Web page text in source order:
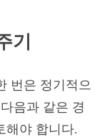
기
번은 정기적으
음과 같은 경
해야 합니다.